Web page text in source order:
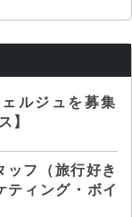
ルジュを募集
】
ッフ（旅行好き
ティング・ボイ